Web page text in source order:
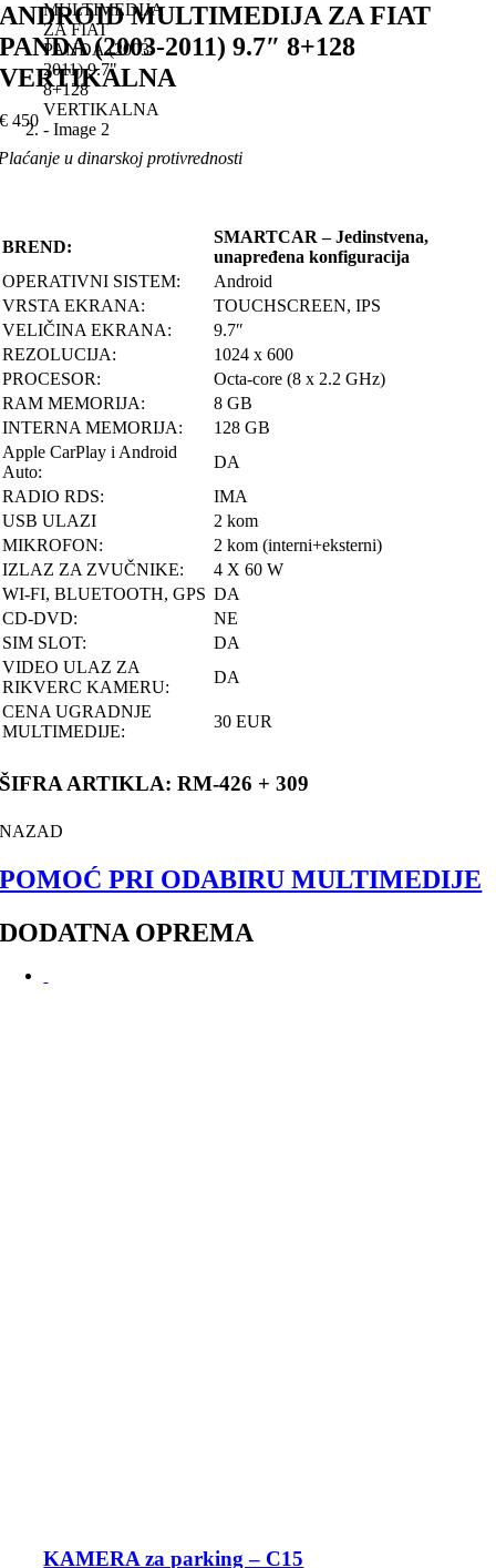
ANDROID MULTIMEDIJA ZA FIAT
PANDA (2003-2011) 9.7″ 8+128
VERTIKALNA
€ 450
u dinarskoj protivrednosti
BREND:
SMARTCAR – Jedinstvena,
unapređena konfiguracija
OPERATIVNI SISTEM:
Android
VRSTA EKRANA:
TOUCHSCREEN, IPS
VELIČINA EKRANA:
9.7″
REZOLUCIJA:
1024 x 600
PROCESOR:
Octa-core (8 x 2.2 GHz)
RAM MEMORIJA:
8 GB
INTERNA MEMORIJA:
128 GB
Apple CarPlay i Android
Auto:
DA
RADIO RDS:
IMA
USB ULAZI
2 kom
MIKROFON:
2 kom (interni+eksterni)
IZLAZ ZA ZVUČNIKE:
4 X 60 W
WI-FI, BLUETOOTH, GPS DA
CD-DVD:
NE
SIM SLOT:
DA
VIDEO ULAZ ZA
RIKVERC KAMERU:
DA
CENA UGRADNJE
MULTIMEDIJE:
30 EUR
ŠIFRA ARTIKLA: RM-426 + 309
NAZAD
POMOĆ PRI ODABIRU MULTIMEDIJE
DODATNA OPREMA
KAMERA za parking – C15